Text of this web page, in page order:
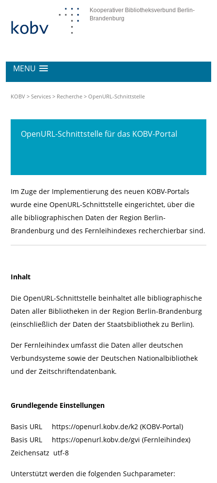
Kooperativer Bibliotheksverbund Berlin-
Brandenburg
MENU
KOBV >Services > Recherche >OpenURL-Schnittstelle
OpenURL-Schnittstelle für das KOBV-Portal
Im Zuge der Implementierung des neuen KOBV-Portals
wurde eine OpenURL-Schnittstelle eingerichtet, über die
alle bibliographischen Daten der Region Berlin-
Brandenburg und des Fernleihindexes recherchierbar sind.
Inhalt
Die OpenURL-Schnittstelle beinhaltet alle bibliographische
Daten aller Bibliotheken in der Region Berlin-Brandenburg
(einschließlich der Daten der Staatsbibliothek zu Berlin).
Der Fernleihindex umfasst die Daten aller deutschen
Verbundsysteme sowie der Deutschen Nationalbibliothek
und der Zeitschriftendatenbank.
Grundlegende Einstellungen
Basis URL https://openurl.kobv.de/k2 (KOBV-Portal)
Basis URL https://openurl.kobv.de/gvi (Fernleihindex)
Zeichensatz utf-8
Unterstützt werden die folgenden Suchparameter: